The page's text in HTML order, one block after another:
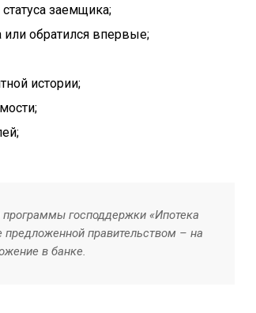
заемщика;
обратился впервые;
истории;
господдержки «Ипотека
предложенной правительством – на
в банке.